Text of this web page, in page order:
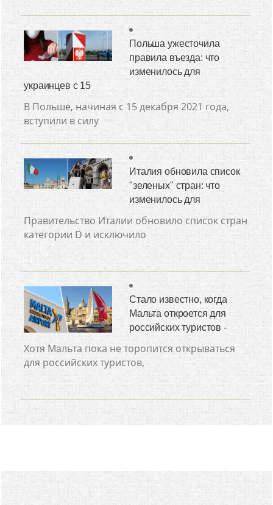
Польша ужесточила
правила въезда: что
изменилось для
украинцев с 15
В Польше, начиная с 15 декабря 2021 года,
вступили в силу
Италия обновила список
"зеленых" стран: что
изменилось для
Правительство Италии обновило список стран
категории D и исключило
Стало известно, когда
Мальта откроется для
российских туристов -
Хотя Мальта пока не торопится открываться
для российских туристов,